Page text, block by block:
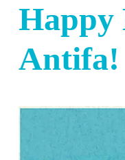
Happy
Antifa!